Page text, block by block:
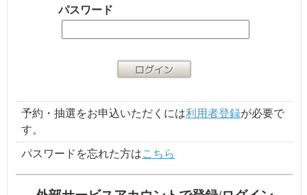
パスワード
予約・抽選をお申込いただくには利用者登録が必要で
す。
パスワードを忘れた方はこちら